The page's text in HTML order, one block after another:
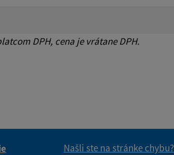
DPH, cena je vrátane DPH.
Našli ste na stránke chybu?